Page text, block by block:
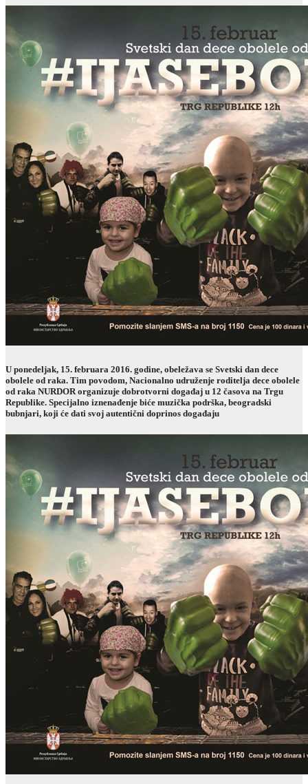
U ponedeljak, 15. februara 2016. godine, obeležava se Svetski dan dece
obolele od raka. Tim povodom, Nacionalno udruženje roditelja dece obolele
od raka NURDOR organizuje dobrotvorni događaj u 12 časova na Trgu
Republike. Specijalno iznenađenje biće muzička podrška, beogradski
bubnjari, koji će dati svoj autentični doprinos događaju